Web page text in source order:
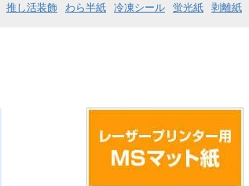
推し活装飾 わら半紙 冷凍シール 蛍光紙 剥離紙